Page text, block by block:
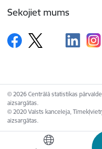
Sekojiet mums
© 2026 Centrālā statistikas
aizsargātas.
© 2020 Valsts kanceleja,
aizsargātas.